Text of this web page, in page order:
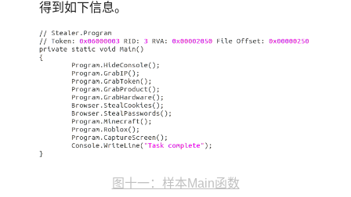
得到如下信息。
图十一：样本Main函数